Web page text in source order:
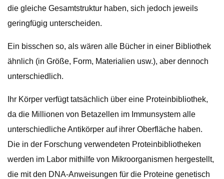
die gleiche Gesamtstruktur haben, sich jedoch jeweils
geringfügig unterscheiden.
Ein bisschen so, als wären alle Bücher in einer Bibliothek
ähnlich (in Größe, Form, Materialien usw.), aber dennoch
unterschiedlich.
Ihr Körper verfügt tatsächlich über eine Proteinbibliothek,
da die Millionen von Betazellen im Immunsystem alle
unterschiedliche Antikörper auf ihrer Oberfläche haben.
Die in der Forschung verwendeten Proteinbibliotheken
werden im Labor mithilfe von Mikroorganismen hergestellt,
die mit den DNA-Anweisungen für die Proteine ​​genetisch